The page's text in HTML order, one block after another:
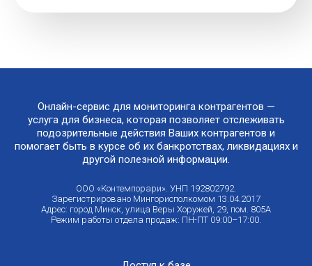
Онлайн-сервис для мониторинга контрагентов —
услуга для бизнеса, которая позволяет отслеживать
подозрительные действия Ваших контрагентов и
помогает быть в курсе об их банкротствах, ликвидациях и
другой полезной информации.
ООО «Контемпорари». УНП 192802792.
Зарегистрировано Мингорисполкомом 13.04.2017
Адрес: город Минск, улица Веры Хоружей, 29, пом. 805А
Режим работы отдела продаж: ПН-ПТ 09:00–17:00.